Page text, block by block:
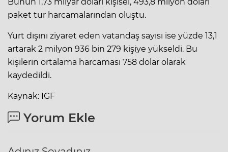
Bunun 1,73 milyar doları kişisel, 493,8 milyon doları
paket tur harcamalarından oluştu.
Yurt dışını ziyaret eden vatandaş sayısı ise yüzde 13,1
artarak 2 milyon 936 bin 279 kişiye yükseldi. Bu
kişilerin ortalama harcaması 758 dolar olarak
kaydedildi.
Kaynak: IGF
Yorum Ekle